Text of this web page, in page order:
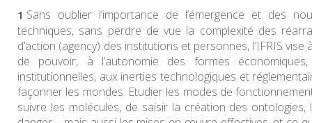
Sans oublier l’importance de l’émergence et des
techniques, sans perdre de vue la complexité des
d’action (agency) des institutions et personnes, l’IFRIS
de pouvoir, à l’autonomie des formes
institutionnelles, aux inerties technologiques et
façonner les mondes. Etudier les modes de
suivre les molécules, de saisir la création des